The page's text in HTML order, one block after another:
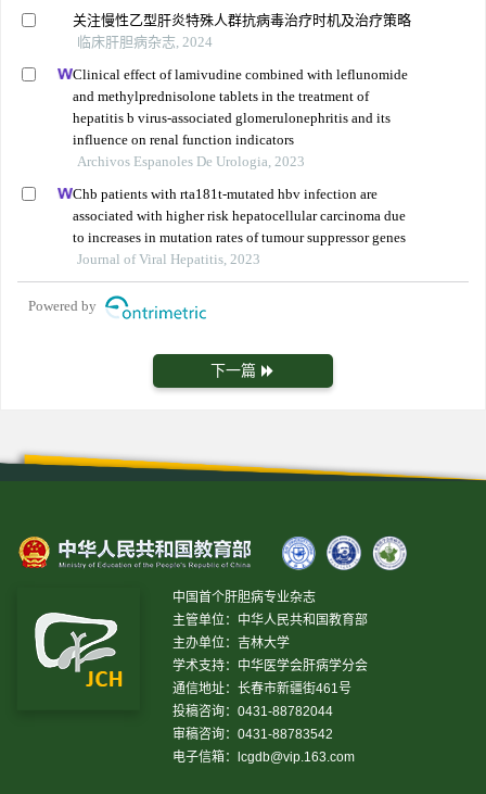
关注慢性乙型肝炎特殊人群抗病毒治疗时机及治疗策略
临床肝胆病杂志, 2024
Clinical effect of lamivudine combined with leflunomide
and methylprednisolone tablets in the treatment of
hepatitis b virus-associated glomerulonephritis and its
influence on renal function indicators
Archivos Espanoles De Urologia, 2023
Chb patients with rta181t-mutated hbv infection are
associated with higher risk hepatocellular carcinoma due
to increases in mutation rates of tumour suppressor genes
Journal of Viral Hepatitis, 2023
Powered by
下一篇
中国首个肝胆病专业杂志
主管单位：中华人民共和国教育部
主办单位：吉林大学
学术支持：中华医学会肝病学分会
通信地址：长春市新疆街461号
投稿咨询：0431-88782044
审稿咨询：0431-88783542
电子信箱：
lcgdb@vip.163.com